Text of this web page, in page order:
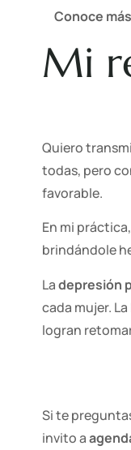
Conoce
Mi
Quiero
todas, pero
favorable.
En mi
brindándole
Ladepresión
cada mujer.
logran
Si te
invito a